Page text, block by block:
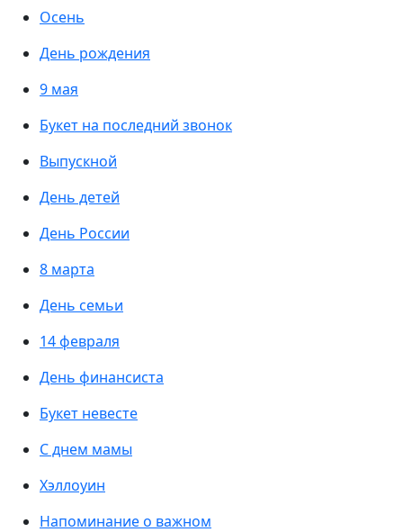
Осень
День рождения
9 мая
Букет на последний звонок
Выпускной
День детей
День России
8 марта
День семьи
14 февраля
День финансиста
Букет невесте
С днем мамы
Хэллоуин
Напоминание о важном